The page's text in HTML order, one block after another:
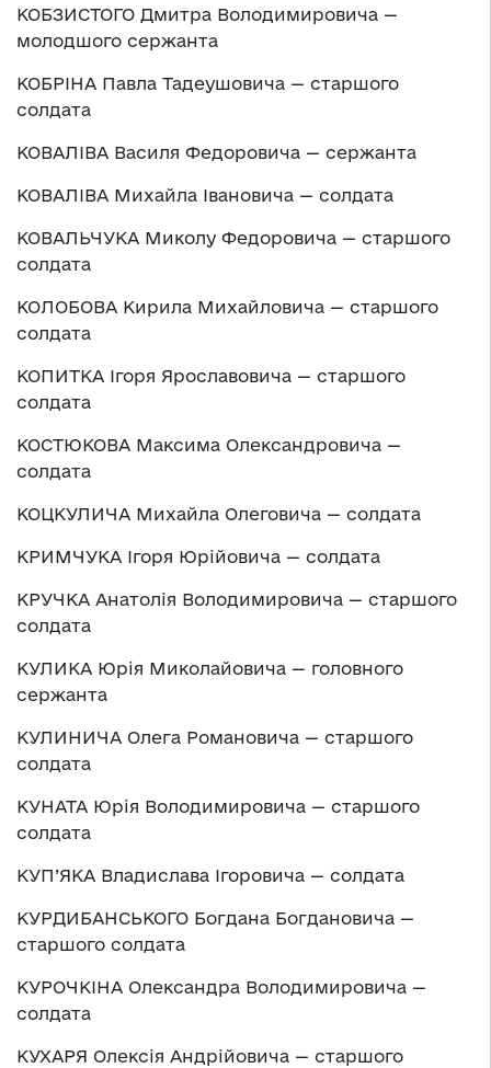
КОБЗИСТОГО Дмитра Володимировича —
молодшого сержанта
КОБРІНА Павла Тадеушовича — старшого
солдата
КОВАЛІВА Василя Федоровича — сержанта
КОВАЛІВА Михайла Івановича — солдата
КОВАЛЬЧУКА Миколу Федоровича — старшого
солдата
КОЛОБОВА Кирила Михайловича — старшого
солдата
КОПИТКА Ігоря Ярославовича — старшого
солдата
КОСТЮКОВА Максима Олександровича —
солдата
КОЦКУЛИЧА Михайла Олеговича — солдата
КРИМЧУКА Ігоря Юрійовича — солдата
КРУЧКА Анатолія Володимировича — старшого
солдата
КУЛИКА Юрія Миколайовича — головного
сержанта
КУЛИНИЧА Олега Романовича — старшого
солдата
КУНАТА Юрія Володимировича — старшого
солдата
КУП’ЯКА Владислава Ігоровича — солдата
КУРДИБАНСЬКОГО Богдана Богдановича —
старшого солдата
КУРОЧКІНА Олександра Володимировича —
солдата
КУХАРЯ Олексія Андрійовича — старшого